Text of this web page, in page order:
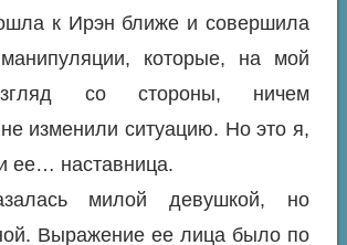
к Ирэн ближе и совершила
которые, на мой
со стороны, ничем
изменили ситуацию. Но это я,
ее… наставница.
милой девушкой, но
Выражение ее лица было по